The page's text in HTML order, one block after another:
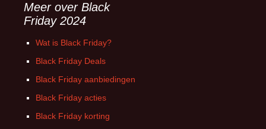
Meer over Black
Friday 2024
Wat is Black Friday?
Black Friday Deals
Black Friday aanbiedingen
Black Friday acties
Black Friday korting